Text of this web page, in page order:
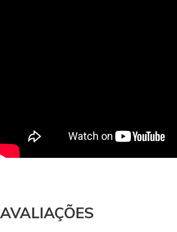
AVALIAÇÕES